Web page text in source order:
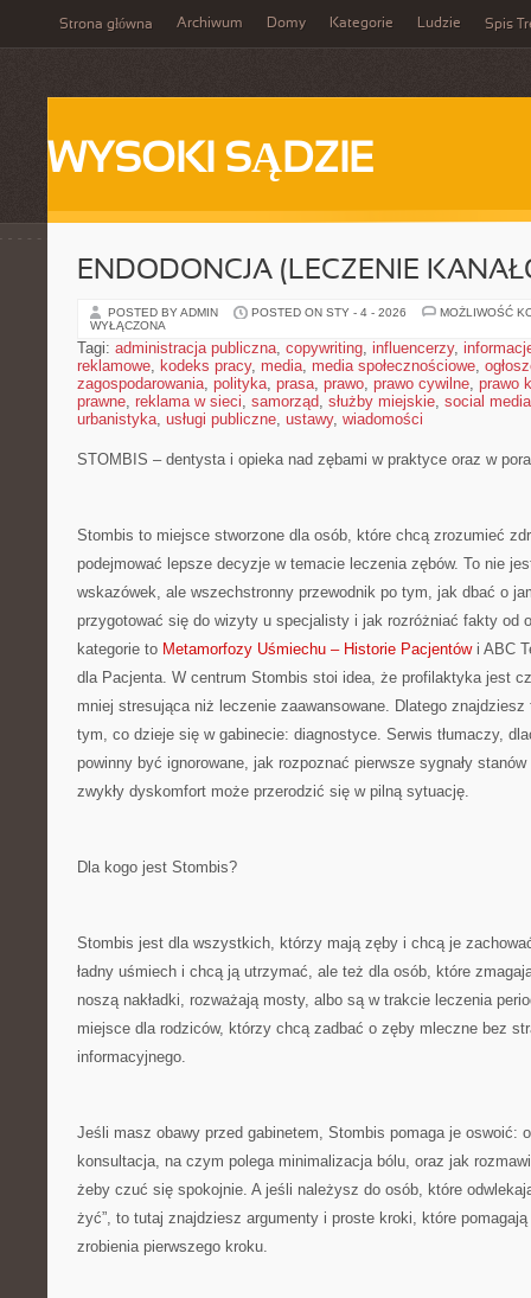
Strona główna Archiwum Domy Kategorie Ludzie Spis
WYSOKI SĄDZIE
ENDODONCJA (LECZENIE
POSTED BY ADMIN POSTED ON STY - 4 - 2026
MOŻLIWOŚĆ
WYŁĄCZONA
Tagi: administracja publiczna, copywriting, influencerzy,
reklamowe, kodeks pracy, media, media społecznościowe,
zagospodarowania, polityka, prasa, prawo, prawo cywilne, prawo
prawne, reklama w sieci, samorząd, służby miejskie, social media
urbanistyka, usługi publiczne, ustawy, wiadomości
STOMBIS – dentysta i opieka nad zębami w praktyce oraz w
Stombis to miejsce stworzone dla osób, które chcą zrozumieć
podejmować lepsze decyzje w temacie leczenia zębów. To nie
wskazówek, ale wszechstronny przewodnik po tym, jak dbać o
przygotować się do wizyty u specjalisty i jak rozróżniać fakty od
kategorie to Metamorfozy Uśmiechu – Historie Pacjentówi ABC
dla Pacjenta. W centrum Stombis stoi idea, że profilaktyka jest
mniej stresująca niż leczenie zaawansowane. Dlatego
tym, co dzieje się w gabinecie: diagnostyce. Serwis tłumaczy,
powinny być ignorowane, jak rozpoznać pierwsze sygnały
zwykły dyskomfort może przerodzić się w pilną sytuację.
Dla kogo jest Stombis?
Stombis jest dla wszystkich, którzy mają zęby i chcą je
ładny uśmiech i chcą ją utrzymać, ale też dla osób, które
noszą nakładki, rozważają mosty, albo są w trakcie leczenia
miejsce dla rodziców, którzy chcą zadbać o zęby mleczne bez
informacyjnego.
Jeśli masz obawy przed gabinetem, Stombis pomaga je oswoić:
konsultacja, na czym polega minimalizacja bólu, oraz jak
żeby czuć się spokojnie. A jeśli należysz do osób, które
żyć”, to tutaj znajdziesz argumenty i proste kroki, które
zrobienia pierwszego kroku.